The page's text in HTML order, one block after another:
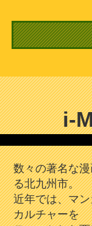
i-
数々の著名な
る北九州市。
近年では、マ
カルチャーを